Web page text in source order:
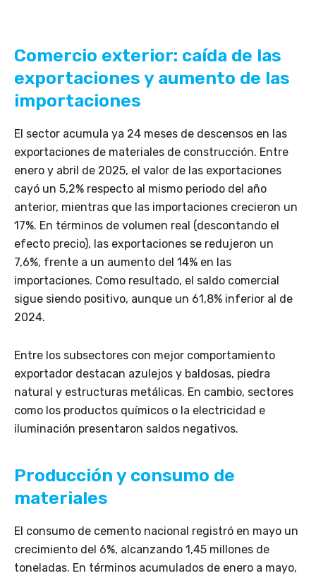
Comercio exterior: caída de las
exportaciones y aumento de las
importaciones
El sector acumula ya 24 meses de descensos en las
exportaciones de materiales de construcción. Entre
enero y abril de 2025, el valor de las exportaciones
cayó un 5,2% respecto al mismo periodo del año
anterior, mientras que las importaciones crecieron un
17%. En términos de volumen real (descontando el
efecto precio), las exportaciones se redujeron un
7,6%, frente a un aumento del 14% en las
importaciones. Como resultado, el saldo comercial
sigue siendo positivo, aunque un 61,8% inferior al de
2024.
Entre los subsectores con mejor comportamiento
exportador destacan azulejos y baldosas, piedra
natural y estructuras metálicas. En cambio, sectores
como los productos químicos o la electricidad e
iluminación presentaron saldos negativos.
Producción y consumo de
materiales
El consumo de cemento nacional registró en mayo un
crecimiento del 6%, alcanzando 1,45 millones de
toneladas. En términos acumulados de enero a mayo,